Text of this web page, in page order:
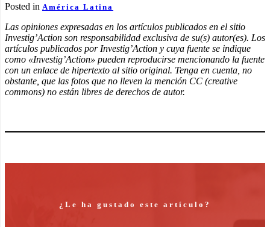
Posted in América Latina
Las opiniones expresadas en los artículos publicados en el sitio
Investig’Action son responsabilidad exclusiva de su(s) autor(es). Los
artículos publicados por Investig’Action y cuya fuente se indique
como «Investig’Action» pueden reproducirse mencionando la fuente
con un enlace de hipertexto al sitio original. Tenga en cuenta, no
obstante, que las fotos que no lleven la mención CC (creative
commons) no están libres de derechos de autor.
¿Le ha gustado este artículo?